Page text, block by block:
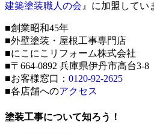
建築塗装職人の会 』に加盟してい
■創業昭和45年
■外壁塗装・屋根工事専門店
■にこにこリフォーム株式会社
■〒664-0892 兵庫県伊丹市高台3-8
■お客様窓口： 0120-92-2625
■各店舗へのアクセス
塗装工事について知ろう！